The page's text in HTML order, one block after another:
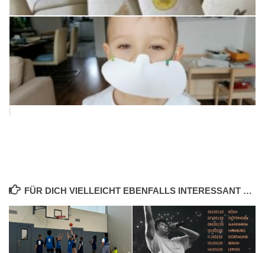
FÜR DICH VIELLEICHT EBENFALLS INTERESSANT …